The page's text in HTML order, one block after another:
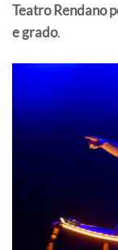
Teatro Rendano
e grado.